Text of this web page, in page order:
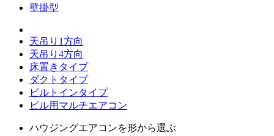
壁掛型
天吊り1方向
天吊り4方向
床置きタイプ
ダクトタイプ
ビルトインタイプ
ビル用マルチエアコン
ハウジングエアコンを形から選ぶ